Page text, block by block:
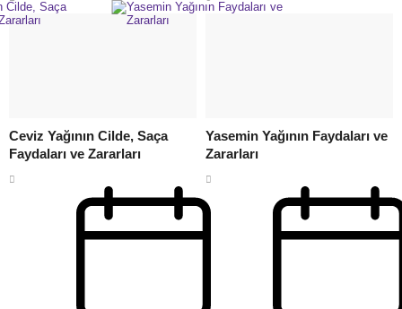
Ceviz Yağının Cilde, Saça
Faydaları ve Zararları
Yasemin Yağının Faydaları ve
Zararları